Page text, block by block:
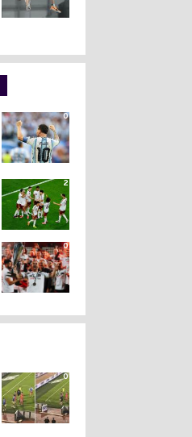
0
2
0
0